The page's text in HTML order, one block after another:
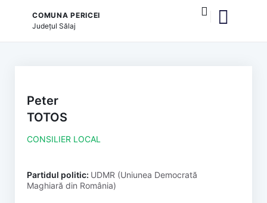
COMUNA PERICEI
JudețulSălaj
Peter
TOTOS
CONSILIER LOCAL
Partidul politic: UDMR (Uniunea Democrată
Maghiară din România)